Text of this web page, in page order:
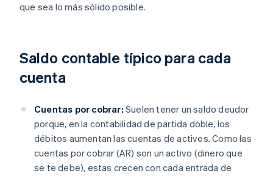
que sea lo más sólido posible.
Saldo contable típico para cada
cuenta
Cuentas por cobrar: Suelen tener un saldo deudor
porque, en la contabilidad de partida doble, los
débitos aumentan las cuentas de activos. Como las
cuentas por cobrar (AR) son un activo (dinero que
se te debe), estas crecen con cada entrada de